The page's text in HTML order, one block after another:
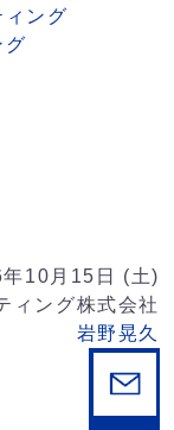
ィング
グ
10月15日 (土)
ィング株式会社
岩野晃久